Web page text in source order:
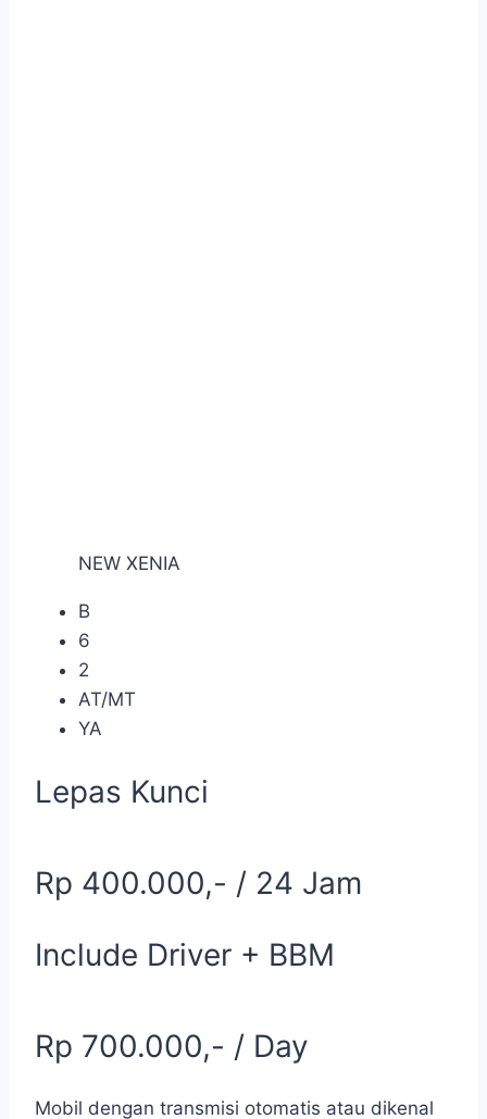
NEW XENIA
B
6
2
AT/MT
YA
Lepas Kunci
Rp 400.000,- / 24 Jam
Include Driver + BBM
Rp 700.000,- / Day
Mobil dengan transmisi otomatis atau dikenal